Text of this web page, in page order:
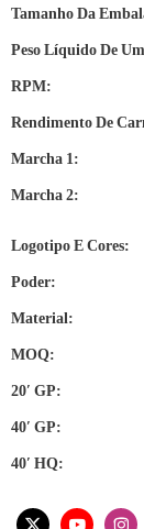
Tamanho Da
Peso Líquido De
RPM:
Rendimento De
Marcha 1:
Marcha 2:
Logotipo E Cores:
Poder:
Material:
MOQ:
20′ GP:
40′ GP:
40′ HQ: